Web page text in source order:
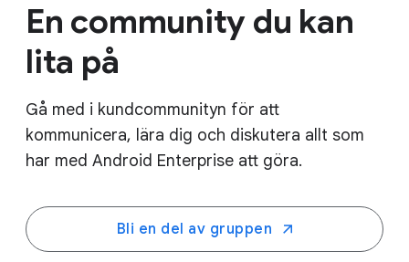
En community du kan
lita på
Gå med i kundcommunityn för att
kommunicera, lära dig och diskutera allt som
har med Android Enterprise att göra.
Bli en del av gruppen